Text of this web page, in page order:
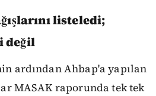
listeledi;
değil
ardından Ahbap'a yapılan
MASAK raporunda tek tek